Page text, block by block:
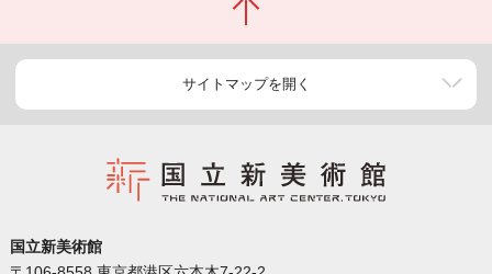
サイトマップを開く
国立新美術館